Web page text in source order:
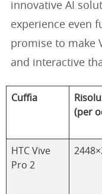
innovative AI
experience even
promise to make
and interactive
Cuffia
(per
HTC Vive
Pro 2